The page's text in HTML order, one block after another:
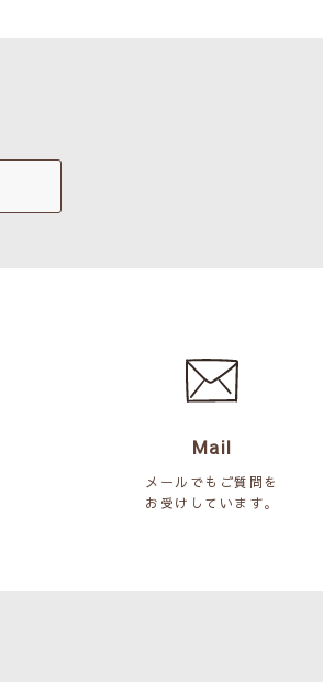
Mail
メールでもご質問を
お受けしています。